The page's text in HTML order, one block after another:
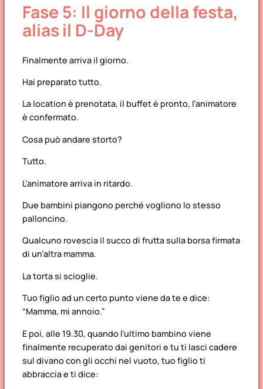
Fase 5: Il giorno della festa,
alias il D-Day
Finalmente arriva il giorno.
Hai preparato tutto.
La location è prenotata, il buffet è pronto, l’animatore
è confermato.
Cosa può andare storto?
Tutto.
L’animatore arriva in ritardo.
Due bambini piangono perché vogliono lo stesso
palloncino.
Qualcuno rovescia il succo di frutta sulla borsa firmata
di un’altra mamma.
La torta si scioglie.
Tuo figlio ad un certo punto viene da te e dice:
“Mamma, mi annoio.”
E poi, alle 19.30, quando l’ultimo bambino viene
finalmente recuperato dai genitori e tu ti lasci cadere
sul divano con gli occhi nel vuoto, tuo figlio ti
abbraccia e ti dice: